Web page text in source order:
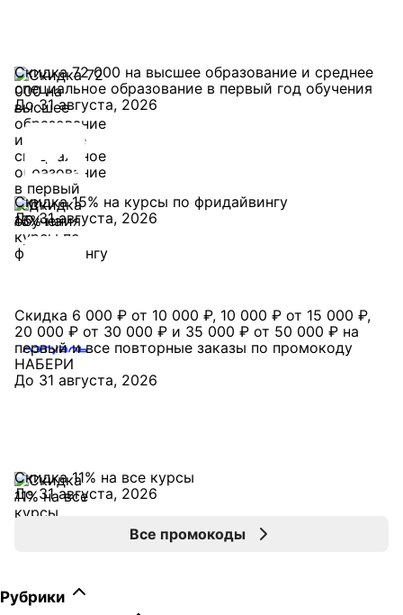
Скидка 72 000 на высшее образование и среднее
специальное образование в первый год обучения
До 31 августа, 2026
Скидка 15% на курсы по фридайвингу
До 31 августа, 2026
Скидка 6 000 ₽ от 10 000 ₽, 10 000 ₽ от 15 000 ₽,
20 000 ₽ от 30 000 ₽ и 35 000 ₽ от 50 000 ₽ на
первый и все повторные заказы по промокоду
НАБЕРИ
До 31 августа, 2026
Скидка 11% на все курсы
До 31 августа, 2026
Все промокоды
Рубрики